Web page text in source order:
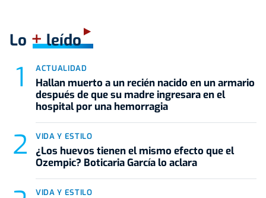
Lo +leído
ACTUALIDAD
Hallan muerto a un recién nacido en un armario
después de que su madre ingresara en el
hospital por una hemorragia
VIDA Y ESTILO
¿Los huevos tienen el mismo efecto que el
Ozempic? Boticaria García lo aclara
VIDA Y ESTILO